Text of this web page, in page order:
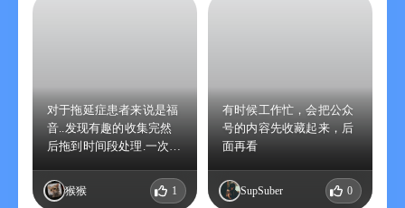
对于拖延症患者来说是福
音..发现有趣的收集完然
后拖到时间段处理.一次性
以智能筛选每天看到的内
容
猴猴 1
有时候工作忙，会把公众
号的内容先收藏起来，后
面再看
SupSuber 0